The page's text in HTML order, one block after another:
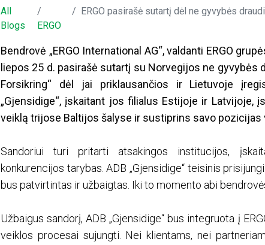
All
Blogs
ERGO
ERGO pasirašė sutartį dėl ne gyvybės draudimo
Bendrovė „ERGO International AG“, valdanti ERGO
liepos 25 d. pasirašė sutartį su Norvegijos ne gyvybės
Forsikring“ dėl jai priklausančios ir Lietuvoje
„Gjensidige“, įskaitant jos filialus Estijoje ir Latvijoje,
veiklą trijose Baltijos šalyse ir sustiprins savo pozicijas
Sandoriui turi pritarti atsakingos institucijos,
konkurencijos tarybas. ADB „Gjensidige“ teisinis
bus patvirtintas ir užbaigtas. Iki to momento abi
Užbaigus sandorį, ADB „Gjensidige“ bus integruota į
veiklos procesai sujungti. Nei klientams, nei